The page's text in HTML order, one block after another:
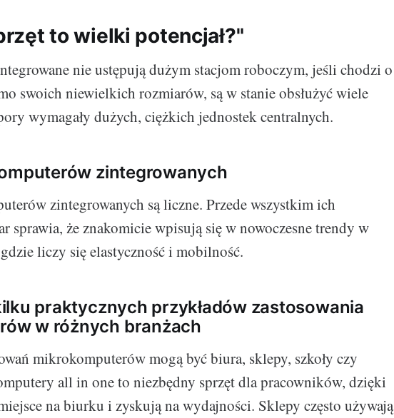
to wielki potencjał?"
nie ustępują dużym stacjom roboczym, jeśli chodzi o
swoich niewielkich rozmiarów, są w stanie obsłużyć wiele
wymagały dużych, ciężkich jednostek centralnych.
zintegrowanych
zintegrowanych są liczne. Przede wszystkim ich
sprawia, że znakomicie wpisują się w nowoczesne trendy w
liczy się elastyczność i mobilność.
praktycznych przykładów zastosowania
w różnych branżach
mikrokomputerów mogą być biura, sklepy, szkoły czy
all in one to niezbędny sprzęt dla pracowników, dzięki
na biurku i zyskują na wydajności. Sklepy często używają